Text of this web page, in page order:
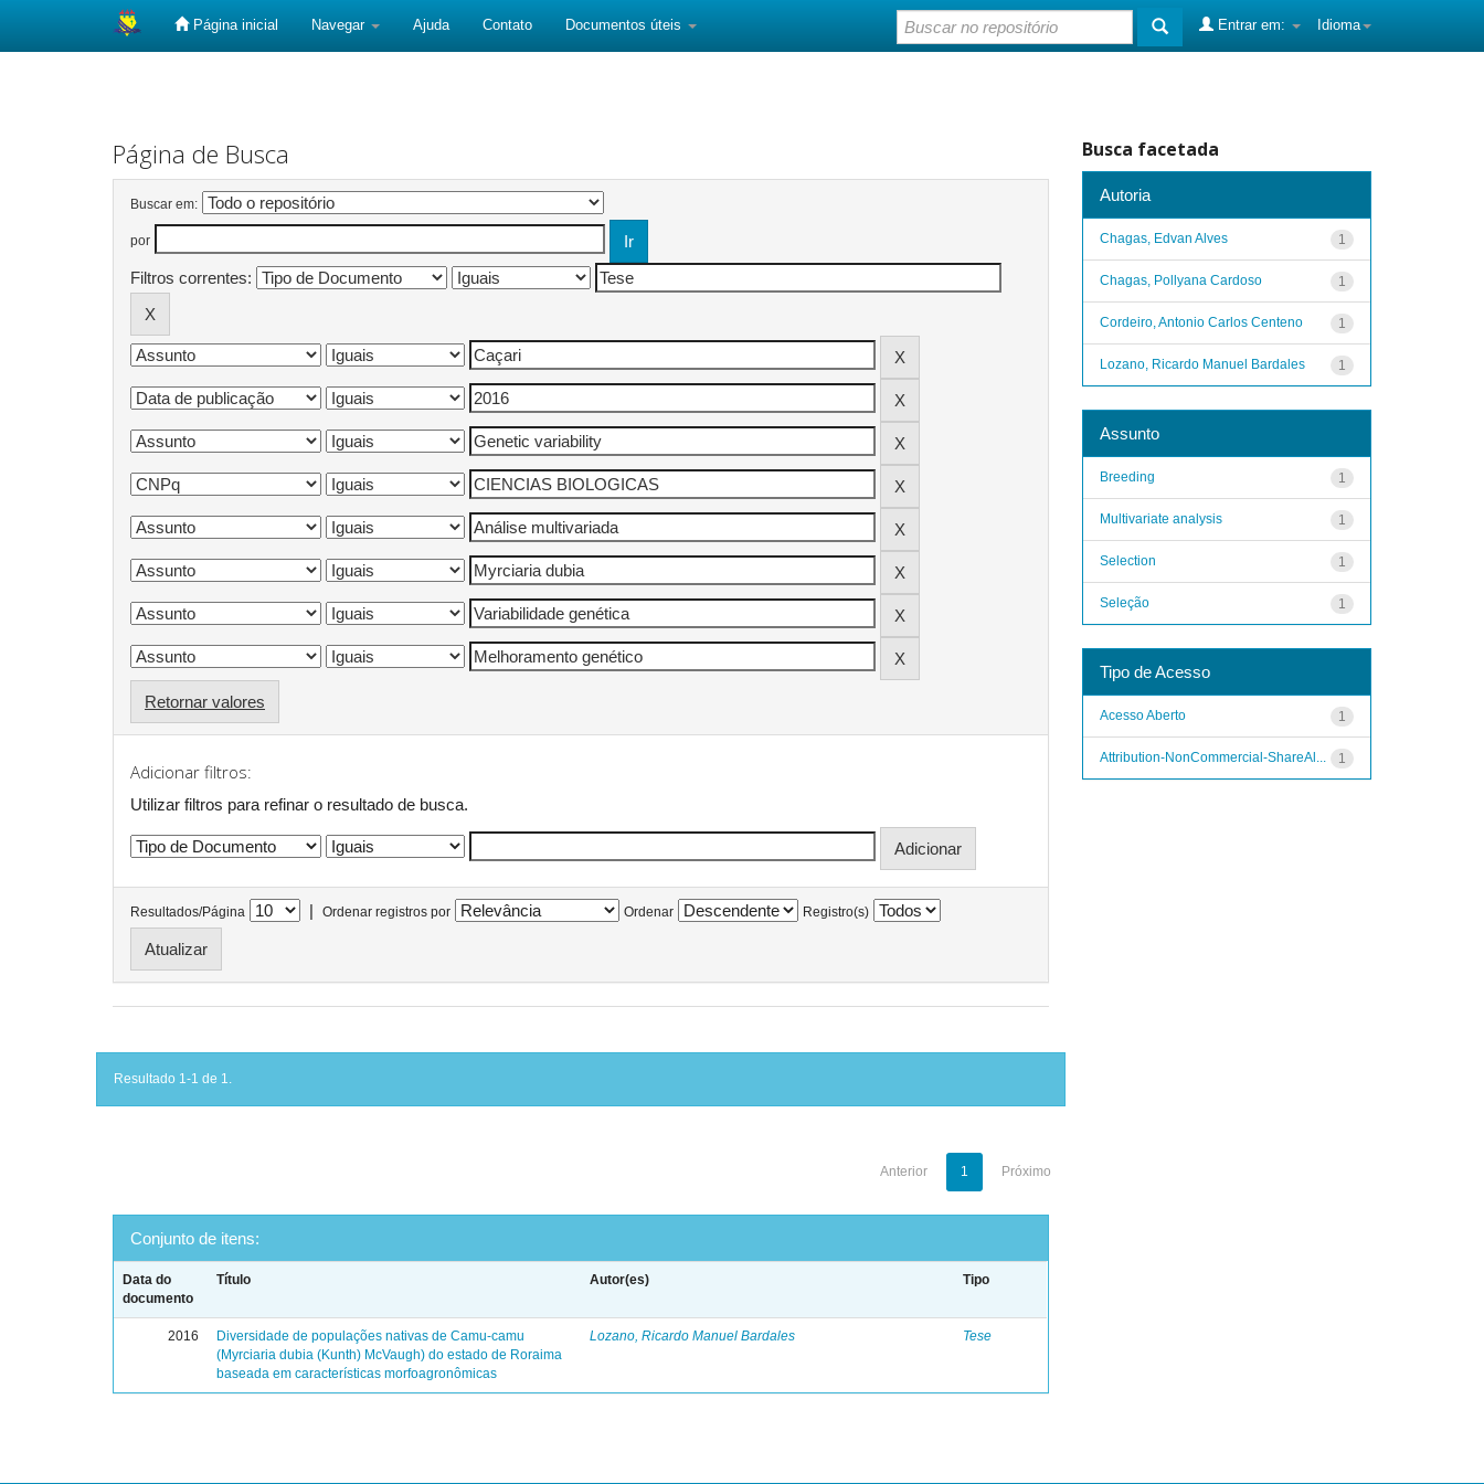
Página inicial Navegar Ajuda Contato Documentos úteis Idioma
Entrar em:
Página de Busca
Buscar em:
por
Filtros correntes:
Retornar valores
Adicionar filtros:
Utilizar filtros para refinar o resultado de busca.
Resultados/Página | Ordenar registros por Ordenar Registro(s)
Resultado 1-1 de 1.
Anterior 1 Próximo
Conjunto de itens:
Data do
documento
Título Autor(es) Tipo
2016
Diversidade de populações nativas de Camu-camu
(Myrciaria dubia (Kunth) McVaugh) do estado de Roraima
baseada em características morfoagronômicas
Lozano, Ricardo Manuel Bardales Tese
Busca facetada
Autoria
1
Chagas, Edvan Alves
1
Chagas, Pollyana Cardoso
1
Cordeiro, Antonio Carlos Centeno
1
Lozano, Ricardo Manuel Bardales
Assunto
1
Breeding
1
Multivariate analysis
1
Selection
1
Seleção
Tipo de Acesso
1
Acesso Aberto
1
Attribution-NonCommercial-ShareAl...